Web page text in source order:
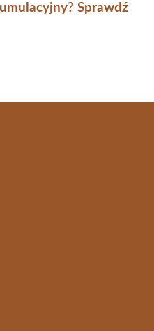
Sprawdź